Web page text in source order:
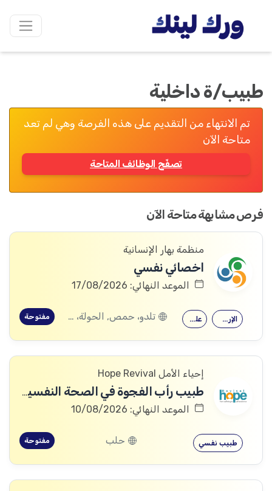
طبيب/ة داخلية
تم الانتهاء من التقديم على هذه الفرصة وهي لم تعد
متاحة الآن
تصفّح الوظائف المتاحة
فرص مشابهة متاحة الآن
منظمة بهار الإنسانية
اخصائي نفسي
الموعد النهائي: 17/08/2026
علم النفس الإرشاد النفسي تلدو، حمص, الحولة، حمص مفتوحة
إحياء الأمل Hope Revival
طبيب رأب الفجوة في الصحة النفسية (mhGAP Doctor)
الموعد النهائي: 10/08/2026
طبيب نفسي حلب مفتوحة